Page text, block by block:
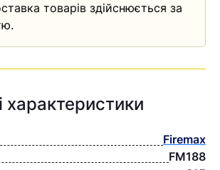
товарів здійснюється за
характеристики
Firemax
FM188